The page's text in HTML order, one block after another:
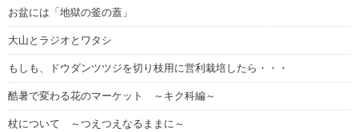
お盆には「地獄の釜の蓋」
大山とラジオとワタシ
もしも、ドウダンツツジを切り枝用に営利栽培したら・・・
酷暑で変わる花のマーケット ～キク科編～
杖について ～つえつえなるままに～